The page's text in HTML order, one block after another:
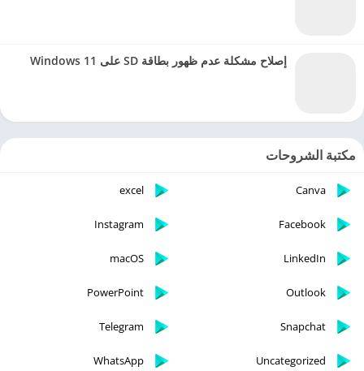
إصلاح مشكلة عدم ظهور بطاقة SD على Windows 11
مكتبة الشروحات
Canva
excel
Facebook
Instagram
LinkedIn
macOS
Outlook
PowerPoint
Snapchat
Telegram
Uncategorized
WhatsApp